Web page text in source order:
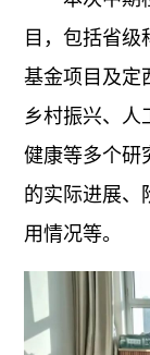
目，包括省
基金项目及定
乡村振兴、人
健康等多个研
的实际进展、
用情况等。